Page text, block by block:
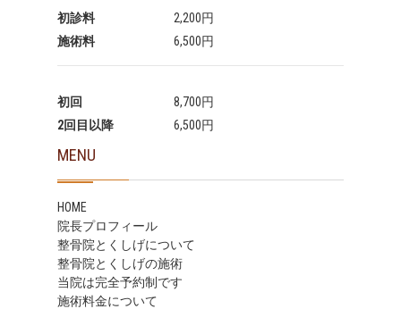
初診料
2,200円
施術料
6,500円
初回
8,700円
2回目以降
6,500円
MENU
HOME
院長プロフィール
整骨院とくしげについて
整骨院とくしげの施術
当院は完全予約制です
施術料金について